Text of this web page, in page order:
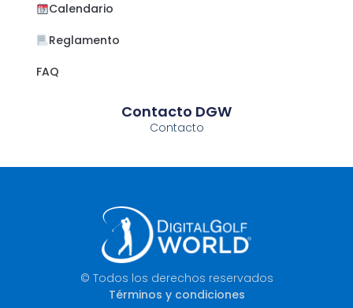
Calendario
Reglamento
FAQ
Contacto DGW
Contacto
© Todos los derechos reservados
Términos y condiciones